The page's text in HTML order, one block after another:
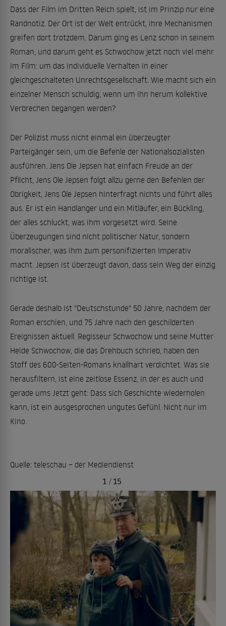
Dass der Film im Dritten Reich spielt, ist im Prinzip nur eine
Randnotiz. Der Ort ist der Welt entrückt, ihre Mechanismen
greifen dort trotzdem. Darum ging es Lenz schon in seinem
Roman, und darum geht es Schwochow jetzt noch viel mehr
im Film: um das individuelle Verhalten in einer
gleichgeschalteten Unrechtsgesellschaft. Wie macht sich ein
einzelner Mensch schuldig, wenn um ihn herum kollektive
Verbrechen begangen werden?
Der Polizist muss nicht einmal ein überzeugter
Parteigänger sein, um die Befehle der Nationalsozialisten
ausführen. Jens Ole Jepsen hat einfach Freude an der
Pflicht, Jens Ole Jepsen folgt allzu gerne den Befehlen der
Obrigkeit, Jens Ole Jepsen hinterfragt nichts und führt alles
aus. Er ist ein Handlanger und ein Mitläufer, ein Bückling,
der alles schluckt, was ihm vorgesetzt wird. Seine
Überzeugungen sind nicht politischer Natur, sondern
moralischer, was ihm zum personifizierten Imperativ
macht. Jepsen ist überzeugt davon, dass sein Weg der einzig
richtige ist.
Gerade deshalb ist "Deutschstunde" 50 Jahre, nachdem der
Roman erschien, und 75 Jahre nach den geschilderten
Ereignissen aktuell. Regisseur Schwochow und seine Mutter
Heide Schwochow, die das Drehbuch schrieb, haben den
Stoff des 600-Seiten-Romans knallhart verdichtet. Was sie
herausfiltern, ist eine zeitlose Essenz, in der es auch und
gerade ums Jetzt geht: Dass sich Geschichte wiederholen
kann, ist ein ausgesprochen ungutes Gefühl. Nicht nur im
Kino.
Quelle: teleschau – der Mediendienst
1 / 15